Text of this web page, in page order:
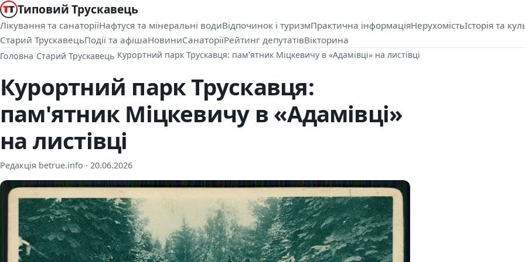
Типовий Трускавець
Лікування та санаторіїНафтуся та мінеральні водиВідпочинок і туризмПрактична інформаціяНерухомістьІсторія та
Старий ТрускавецьПодії та афішаНовиниСанаторіїРейтинг депутатівВікторина
Головна/Старий Трускавець/Курортний парк Трускавця: пам'ятник Міцкевичу в «Адамівці» на листівці
Курортний парк Трускавця:
пам'ятник Міцкевичу в «Адамівці»
на листівці
Редакція betrue.info · 20.06.2026